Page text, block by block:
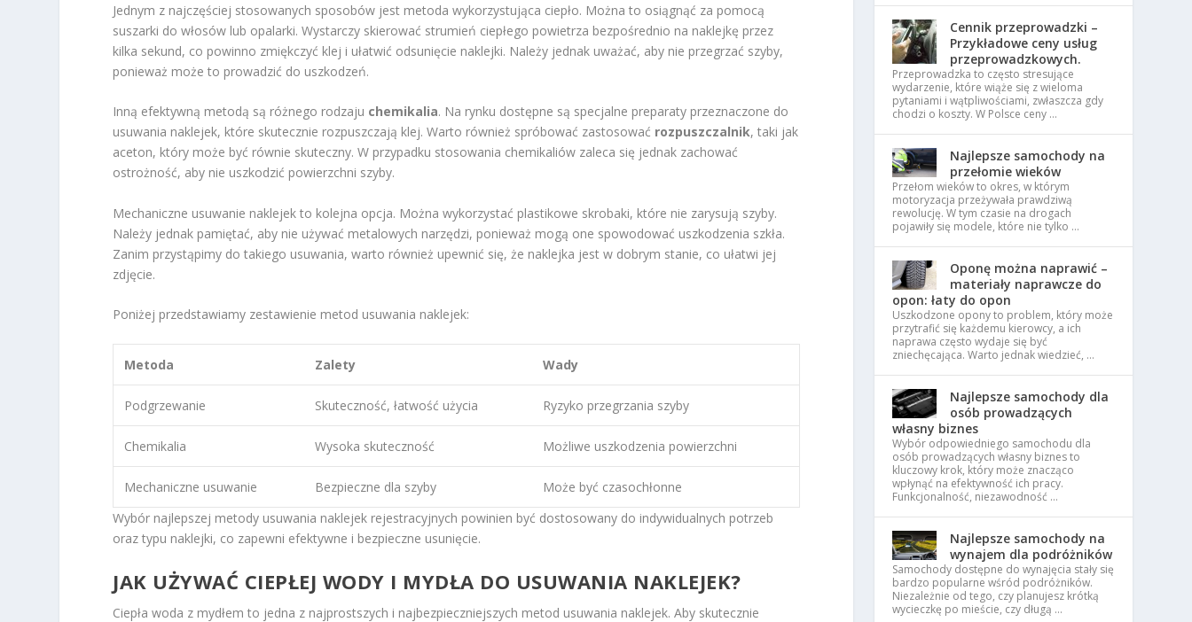
Jednym z najczęściej stosowanych sposobów jest metoda wykorzystująca ciepło. Można to osiągnąć za pomocą
suszarki do włosów lub opalarki. Wystarczy skierować strumień ciepłego powietrza bezpośrednio na naklejkę przez
kilka sekund, co powinno zmiękczyć klej i ułatwić odsunięcie naklejki. Należy jednak uważać, aby nie przegrzać szyby,
ponieważ może to prowadzić do uszkodzeń.
Inną efektywną metodą są różnego rodzaju chemikalia. Na rynku dostępne są specjalne preparaty przeznaczone do
usuwania naklejek, które skutecznie rozpuszczają klej. Warto również spróbować zastosować rozpuszczalnik, taki jak
aceton, który może być równie skuteczny. W przypadku stosowania chemikaliów zaleca się jednak zachować
ostrożność, aby nie uszkodzić powierzchni szyby.
Mechaniczne usuwanie naklejek to kolejna opcja. Można wykorzystać plastikowe skrobaki, które nie zarysują szyby.
Należy jednak pamiętać, aby nie używać metalowych narzędzi, ponieważ mogą one spowodować uszkodzenia szkła.
Zanim przystąpimy do takiego usuwania, warto również upewnić się, że naklejka jest w dobrym stanie, co ułatwi jej
zdjęcie.
Poniżej przedstawiamy zestawienie metod usuwania naklejek:
Metoda Zalety Wady
Podgrzewanie Skuteczność, łatwość użycia Ryzyko przegrzania szyby
Chemikalia Wysoka skuteczność Możliwe uszkodzenia powierzchni
Mechaniczne usuwanie Bezpieczne dla szyby
Może być czasochłonne
Wybór najlepszej metody usuwania naklejek rejestracyjnych powinien być dostosowany do indywidualnych potrzeb
oraz typu naklejki, co zapewni efektywne i bezpieczne usunięcie.
JAK UŻYWAĆ CIEPŁEJ WODY I MYDŁA DO USUWANIA NAKLEJEK?
Ciepła woda z mydłem to jedna z najprostszych i najbezpieczniejszych metod usuwania naklejek. Aby skutecznie
Cennik przeprowadzki –
Przykładowe ceny usług
przeprowadzkowych.
Przeprowadzka to często stresujące
wydarzenie, które wiąże się z wieloma
pytaniami i wątpliwościami, zwłaszcza gdy
chodzi o koszty. W Polsce ceny …
Najlepsze samochody na
przełomie wieków
Przełom wieków to okres, w którym
motoryzacja przeżywała prawdziwą
rewolucję. W tym czasie na drogach
pojawiły się modele, które nie tylko …
Oponę można naprawić –
materiały naprawcze do
opon: łaty do opon
Uszkodzone opony to problem, który może
przytrafić się każdemu kierowcy, a ich
naprawa często wydaje się być
zniechęcająca. Warto jednak wiedzieć, …
Najlepsze samochody dla
osób prowadzących
własny biznes
Wybór odpowiedniego samochodu dla
osób prowadzących własny biznes to
kluczowy krok, który może znacząco
wpłynąć na efektywność ich pracy.
Funkcjonalność, niezawodność …
Najlepsze samochody na
wynajem dla podróżników
Samochody dostępne do wynajęcia stały się
bardzo popularne wśród podróżników.
Niezależnie od tego, czy planujesz krótką
wycieczkę po mieście, czy długą …